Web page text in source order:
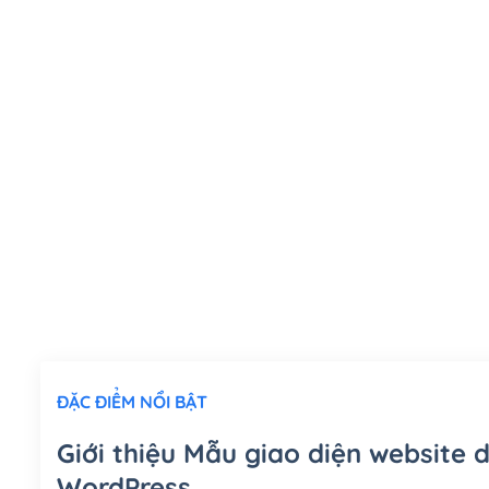
ĐẶC ĐIỂM NỔI BẬT
Giới thiệu Mẫu giao diện website